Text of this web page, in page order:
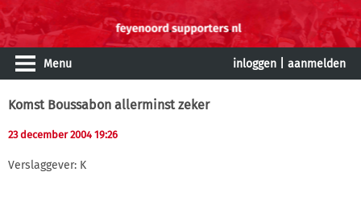
Menu inloggen aanmelden
Komst Boussabon allerminst zeker
23 december 2004 19:26
Verslaggever: K